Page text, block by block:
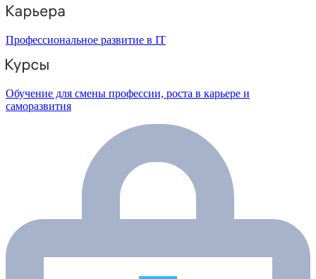
Профессиональное развитие в IT
Обучение для смены профессии, роста в карьере и
саморазвития